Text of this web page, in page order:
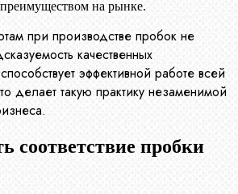
на рынке.
при производстве пробок не
качественных
эффективной работе всей
делает такую практику незаменимой
соответствие пробки